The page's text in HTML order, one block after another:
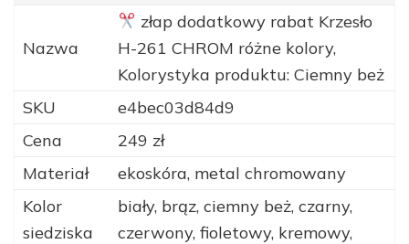
Nazwa
złap dodatkowy rabat Krzesło
H-261 CHROM różne kolory,
Kolorystyka produktu: Ciemny beż
SKU
e4bec03d84d9
Cena
249 zł
Materiał
ekoskóra, metal chromowany
Kolor
siedziska
biały, brąz, ciemny beż, czarny,
czerwony, fioletowy, kremowy,